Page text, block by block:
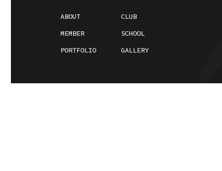
ABOUT
MEMBER
PORTFOLIO
CLUB
SCHOOL
GALLERY